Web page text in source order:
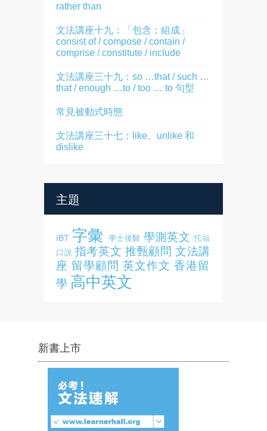
rather than
文法講座十九：「包含；組成」
consist of / compose / contain /
comprise / constitute / include
文法講座三十九：so …that / such …
that / enough …to / too … to 句型
常見被動式時態
文法講座三十七：like、unlike 和
dislike
主題
IBT 字彙 學士後醫 學測英文 托福
口說 指考英文 推甄顧問 文法講
座 留學顧問 英文作文 香港留
學 高中英文
新書上市